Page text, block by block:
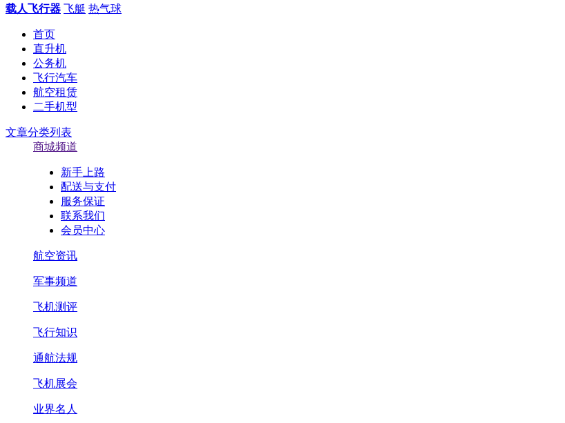
载人飞行器 飞艇 热气球
首页
直升机
公务机
飞行汽车
航空租赁
二手机型
文章分类列表
商城频道
新手上路
配送与支付
服务保证
联系我们
会员中心
航空资讯
军事频道
飞机测评
飞行知识
通航法规
飞机展会
业界名人